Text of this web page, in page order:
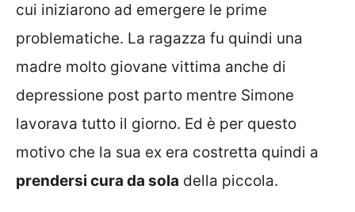
cui iniziarono ad emergere le prime
problematiche. La ragazza fu quindi una
madre molto giovane vittima anche di
depressione post parto mentre Simone
lavorava tutto il giorno. Ed è per questo
motivo che la sua ex era costretta quindi a
prendersi cura da sola della piccola.